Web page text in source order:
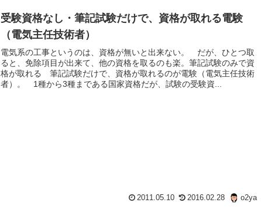
受験資格なし・筆記試験だけで、資格が取れる電験
（電気主任技術者）
電気系の工事というのは、資格が無いと出来ない。 だが、ひとつ取
ると、免除項目が出来て、他の資格を取るのも楽。筆記試験のみで資
格が取れる 筆記試験だけで、資格が取れるのが電験（電気主任技術
者）。 1種から3種まである国家資格だが、試験の受験資...
2011.05.10 2016.02.28 o2ya